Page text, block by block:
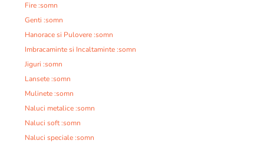
Fire :somn
Genti :somn
Hanorace si Pulovere :somn
Imbracaminte si Incaltaminte :somn
Jiguri :somn
Lansete :somn
Mulinete :somn
Naluci metalice :somn
Naluci soft :somn
Naluci speciale :somn